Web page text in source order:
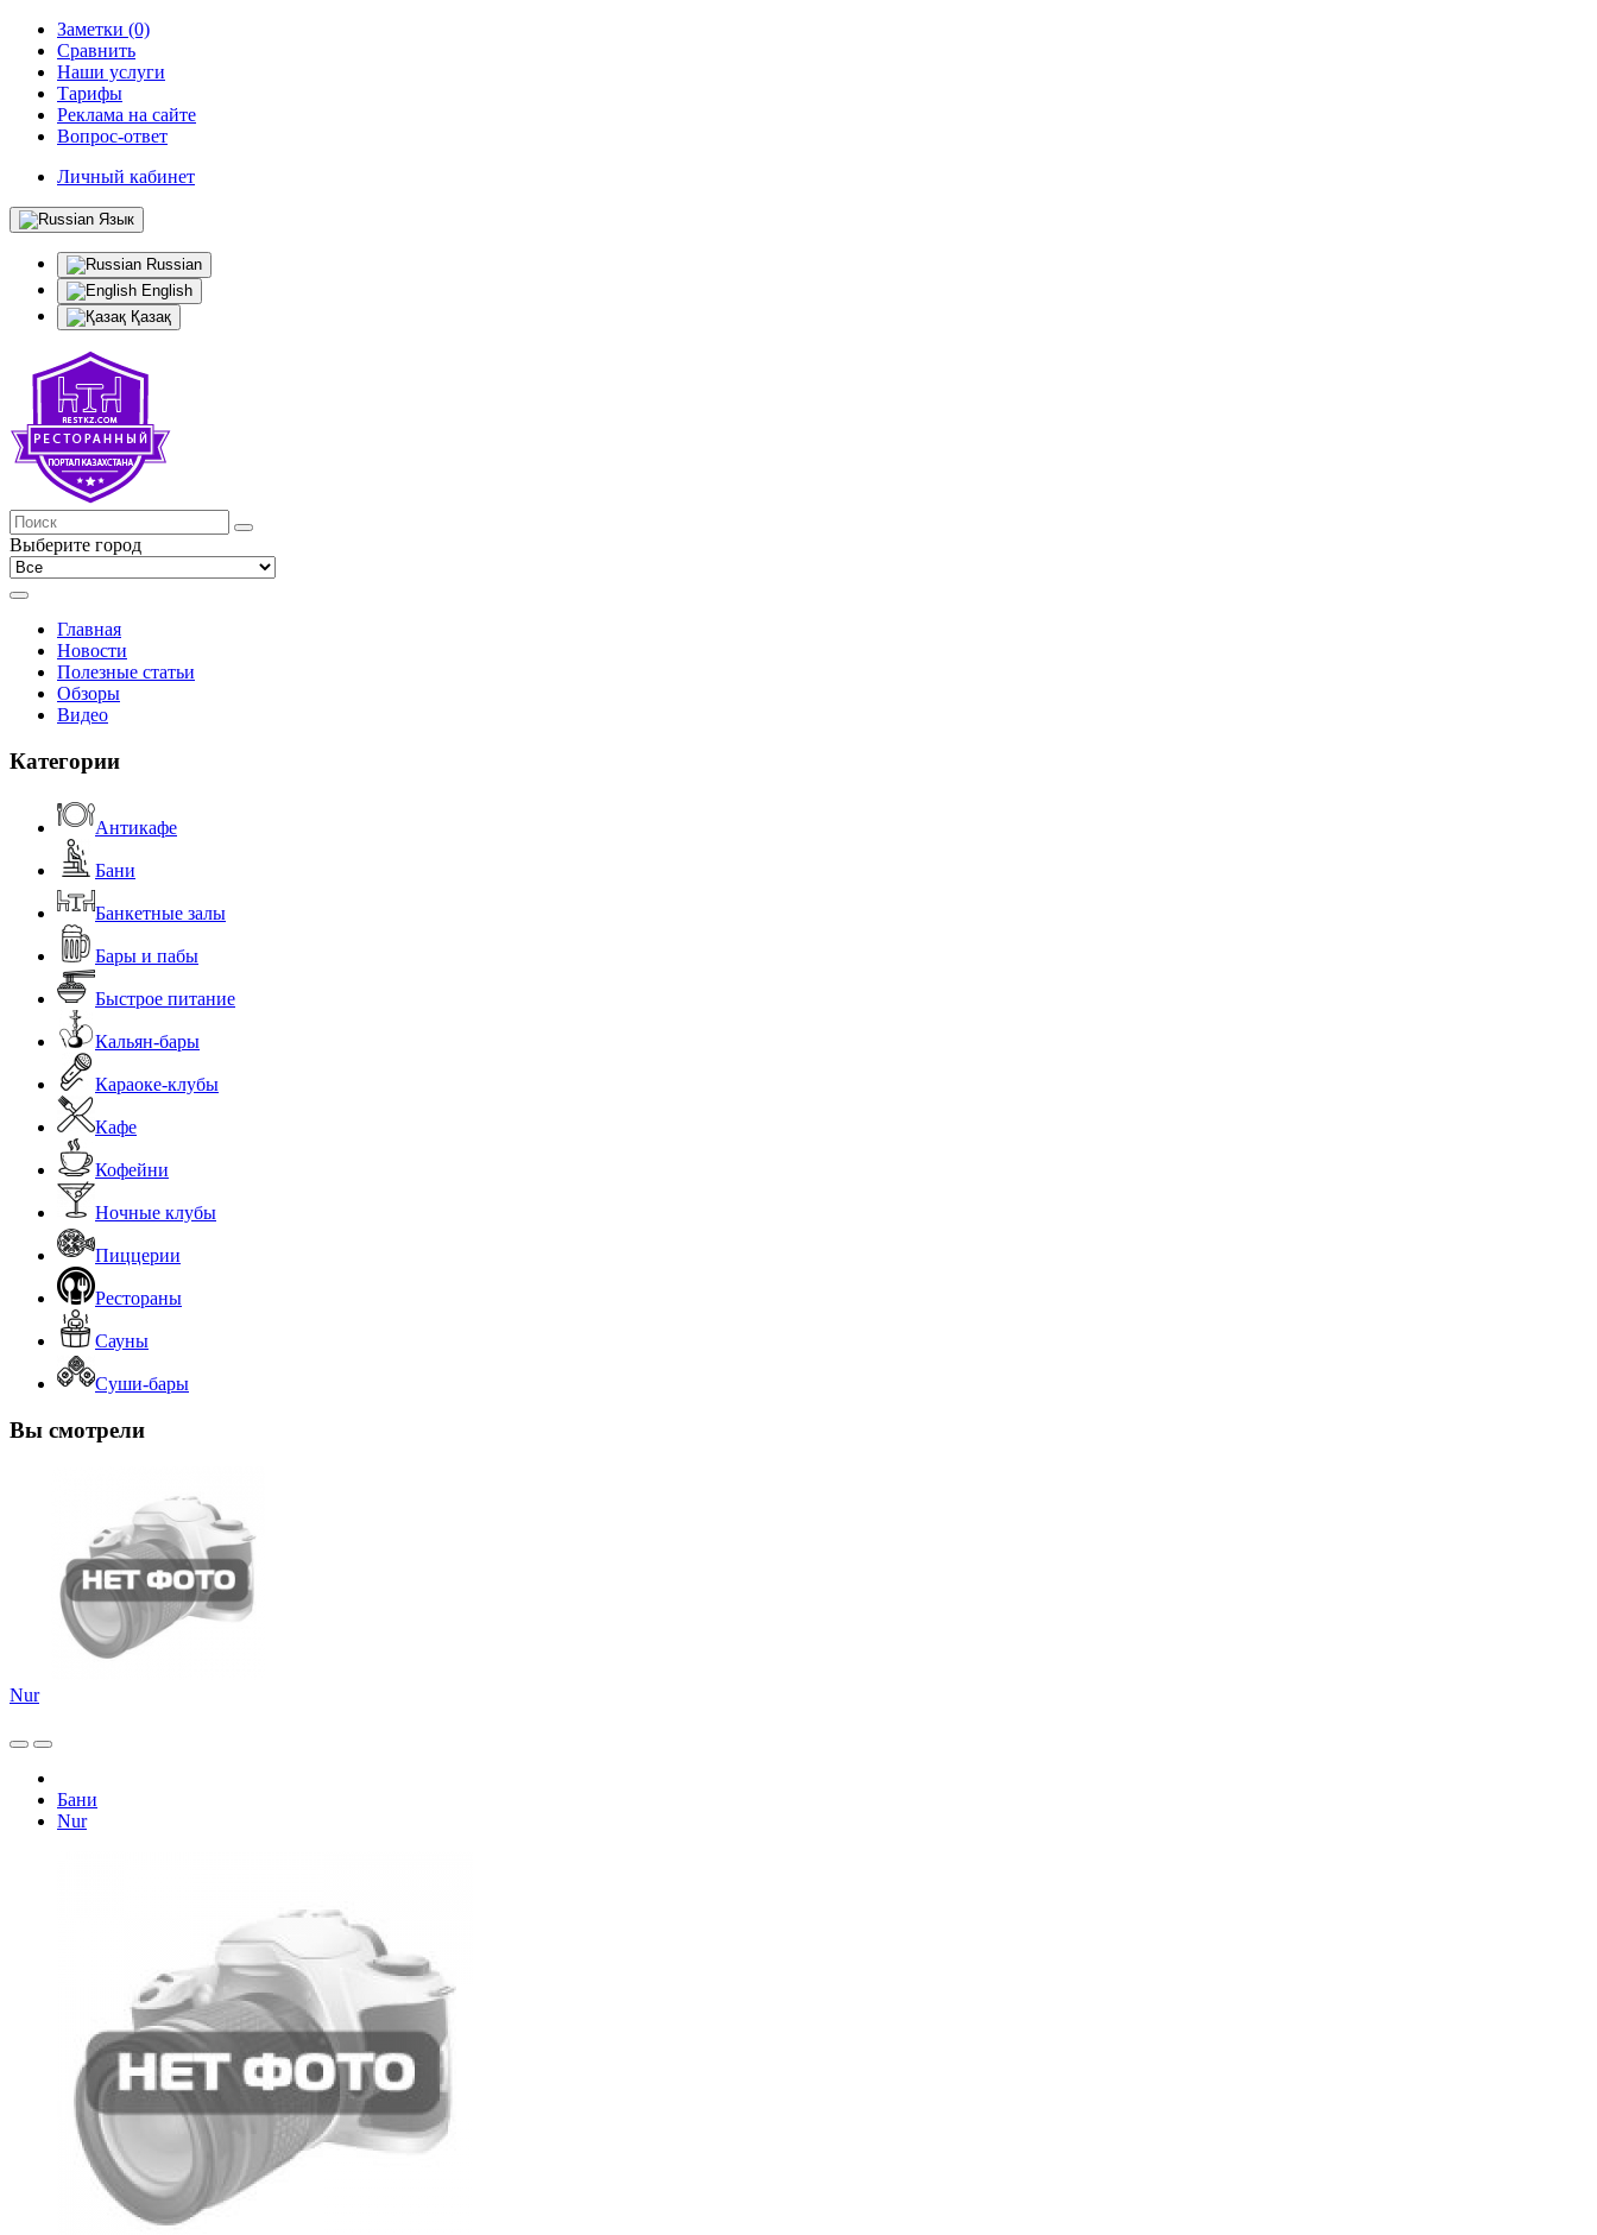
Заметки (0)
Сравнить
Наши услуги
Тарифы
Реклама на сайте
Вопрос-ответ
Личный кабинет
Язык
Russian
English
Қазақ
Выберите город
Главная
Новости
Полезные статьи
Обзоры
Видео
Категории
Антикафе
Бани
Банкетные залы
Бары и пабы
Быстрое питание
Кальян-бары
Караоке-клубы
Кафе
Кофейни
Ночные клубы
Пиццерии
Рестораны
Сауны
Суши-бары
Вы смотрели
Nur
Бани
Nur